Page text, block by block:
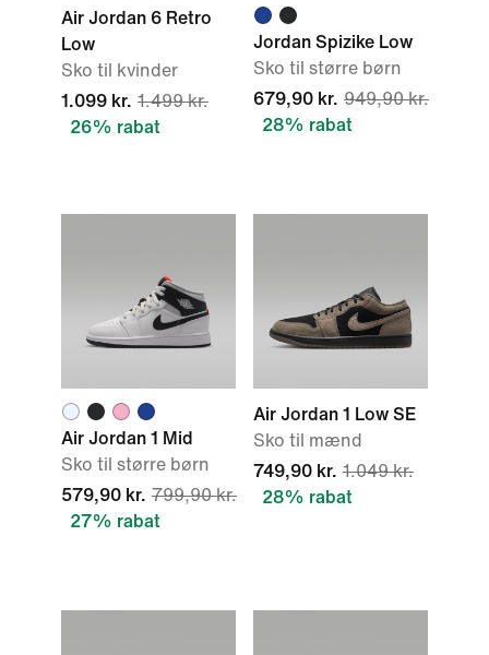
Air Jordan 6 Retro
Low
Sko til kvinder
1.099 kr. 1.499 kr.
26% rabat
Jordan Spizike Low
Sko til større børn
679,90 kr. 949,90 kr.
28% rabat
Air Jordan 1 Mid
Sko til større børn
579,90 kr. 799,90 kr.
27% rabat
Air Jordan 1 Low SE
Sko til mænd
749,90 kr. 1.049 kr.
28% rabat